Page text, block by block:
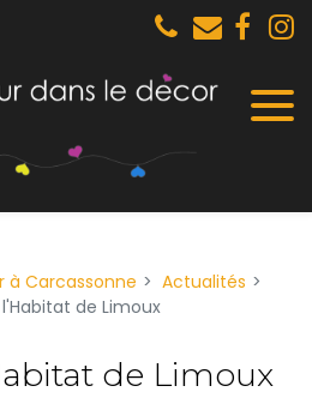
à Carcassonne
Actualités
de Limoux
de Limoux